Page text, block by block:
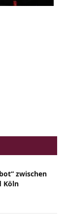
zwischen
Köln